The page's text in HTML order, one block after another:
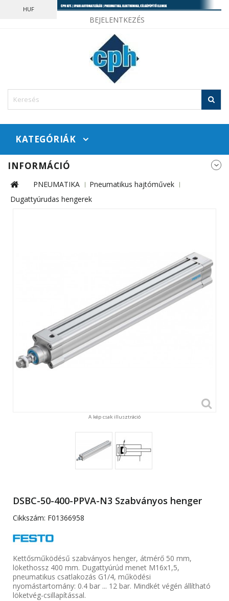
BEJELENTKEZÉS
HUF
KATEGÓRIÁK
INFORMÁCIÓ
PNEUMATIKA
Pneumatikus hajtóművek
Dugattyúrudas hengerek
A kép csak illusztráció
DSBC-50-400-PPVA-N3 Szabványos henger
Cikkszám: F01366958
Kettősműködésű szabványos henger, átmérő 50 mm,
lökethossz 400 mm. Dugattyúrúd menet M16x1,5,
pneumatikus csatlakozás G1/4, működési
nyomástartomány: 0.4 bar ... 12 bar. Mindkét végén állítható
löketvég-csillapítással.